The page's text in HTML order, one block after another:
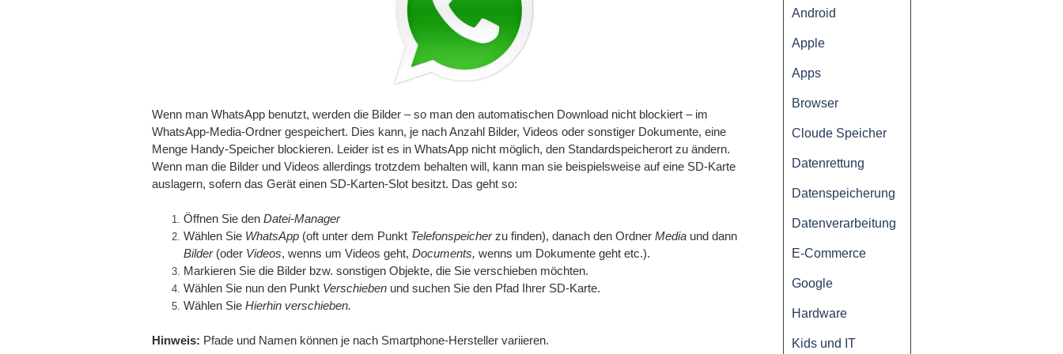
Wenn man WhatsApp benutzt, werden die Bilder – so man den automatischen Download nicht blockiert – im
WhatsApp-Media-Ordner gespeichert. Dies kann, je nach Anzahl Bilder, Videos oder sonstiger Dokumente, eine
Menge Handy-Speicher blockieren. Leider ist es in WhatsApp nicht möglich, den Standardspeicherort zu ändern.
Wenn man die Bilder und Videos allerdings trotzdem behalten will, kann man sie beispielsweise auf eine SD-Karte
auslagern, sofern das Gerät einen SD-Karten-Slot besitzt. Das geht so:
Öffnen Sie den Datei-Manager
Wählen Sie WhatsApp (oft unter dem Punkt Telefonspeicher zu finden), danach den Ordner Media und dann
Bilder (oder Videos, wenns um Videos geht, Documents, wenns um Dokumente geht etc.).
Markieren Sie die Bilder bzw. sonstigen Objekte, die Sie verschieben möchten.
Wählen Sie nun den Punkt Verschieben und suchen Sie den Pfad Ihrer SD-Karte.
Wählen Sie Hierhin verschieben.
Hinweis: Pfade und Namen können je nach Smartphone-Hersteller variieren.
Android
Apple
Apps
Browser
Cloude Speicher
Datenrettung
Datenspeicherung
Datenverarbeitung
E-Commerce
Google
Hardware
Kids und IT